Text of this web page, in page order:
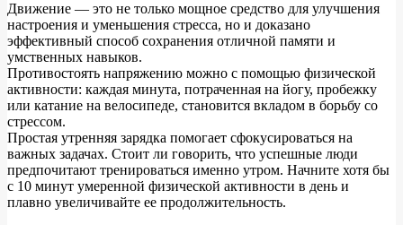
Движение — это не только мощное средство для улучшения
настроения и уменьшения стресса, но и доказано
эффективный способ сохранения отличной памяти и
умственных навыков.
Противостоять напряжению можно с помощью физической
активности: каждая минута, потраченная на йогу, пробежку
или катание на велосипеде, становится вкладом в борьбу со
стрессом.
Простая утренняя зарядка помогает сфокусироваться на
важных задачах. Стоит ли говорить, что успешные люди
предпочитают тренироваться именно утром. Начните хотя бы
с 10 минут умеренной физической активности в день и
плавно увеличивайте ее продолжительность.